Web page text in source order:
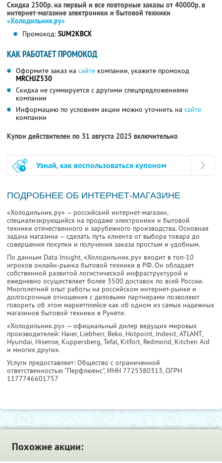
Скидка 2500р. на первый и все повторные заказы от 40000р. в
интернет-магазине электроники и бытовой техники
«Холодильник.ру»
Промокод: SUM2KBCX
КАК РАБОТАЕТ ПРОМОКОД
Оформите заказ на сайте компании, укажите промокод
MRCHJZ530
Скидка не суммируется с другими спецпредложениями
компании
Информацию по условиям акции можно уточнить на сайте
компании
Купон действителен по 31 августа 2025 включительно
Узнай, как воспользоваться купоном
ПОДРОБНЕЕ ОБ ИНТЕРНЕТ-МАГАЗИНЕ
«Холодильник.ру» — российский интернет-магазин,
специализирующийся на продаже электроники и бытовой
техники отечественного и зарубежного производства. Основная
задача магазина — сделать путь клиента от выбора товара до
совершения покупки и получения заказа простым и удобным.
По данным Data Insight, «Холодильник.ру» входит в топ-10
игроков онлайн-рынка бытовой техники в РФ. Он обладает
собственной развитой логистической инфраструктурой и
ежедневно осуществляет более 3500 доставок по всей России.
Многолетний опыт работы на российском интернет-рынке и
долгосрочные отношения с деловыми партнерами позволяют
говорить об этом маркетплейсе как об одном из самых надежных
магазинов бытовой техники в Рунете.
«Холодильник.ру» — официальный дилер ведущих мировых
производителей: Haier, Liebherr, Beko, Hotpoint, Indesit, ATLANT,
Hyundai, Hisense, Kuppersberg, Tefal, Kitfort, Redmond, Kitchen Aid
и многих других.
Услуги предоставляет: Общество с ограниченной
ответственностью "Перфлюенс", ИНН 7725380313, ОГРН
1177746601757
Похожие акции: